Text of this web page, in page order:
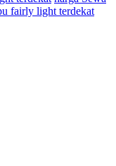
fairly light terdekat